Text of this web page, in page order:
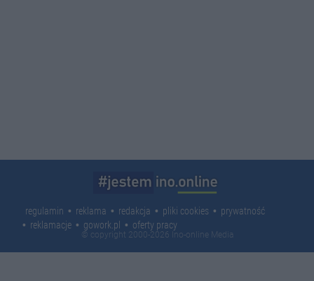
regulamin reklama redakcja pliki cookies
prywatność
reklamacje
gowork.pl oferty pracy
© copyright 2000-2026 Ino-online Media